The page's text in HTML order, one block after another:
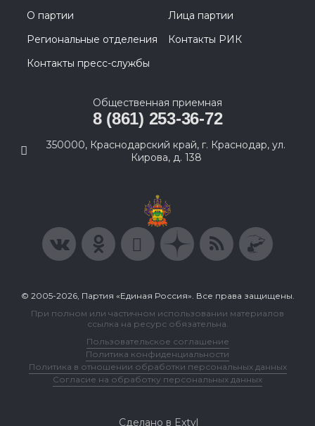
О партии
Лица партии
Региональные отделения
Контакты РИК
Контакты пресс-службы
Общественная приемная
8 (861) 253-36-72
350000, Краснодарский край, г. Краснодар, ул.
Кирова, д. 138
© 2005-2026, Партия «Единая Россия». Все права защищены.
При полном или частичном использовании материалов
ссылка на ресурс обязательна.
Пользовательское соглашение
Политика конфиденциальности
Политика в отношении обработки персональных данных
Согласие на обработку персональных данных
Сделано в Extyl